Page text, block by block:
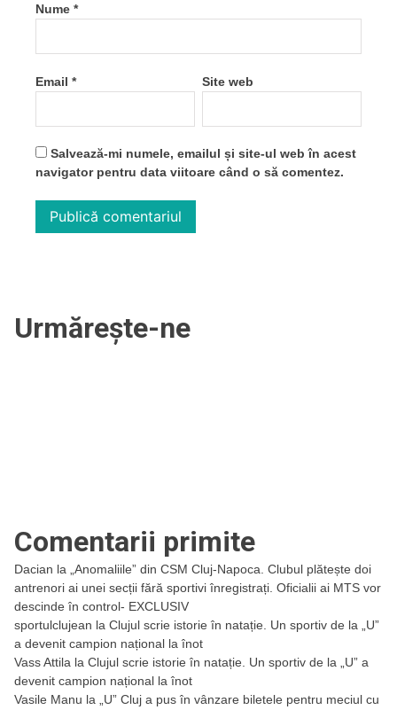
Nume *
Email * Site web
Salvează-mi numele, emailul și site-ul web în acest
navigator pentru data viitoare când o să comentez.
Urmărește-ne
Comentarii primite
Dacian la
„Anomaliile” din CSM Cluj-Napoca. Clubul plătește doi
antrenori ai unei secții fără sportivi înregistrați. Oficialii ai MTS vor
descinde în control- EXCLUSIV
sportulclujean la Clujul scrie istorie în natație. Un sportiv de la „U”
a devenit campion național la înot
Vass Attila la Clujul scrie istorie în natație. Un sportiv de la „U” a
devenit campion național la înot
Vasile Manu la
„U” Cluj a pus în vânzare biletele pentru meciul cu